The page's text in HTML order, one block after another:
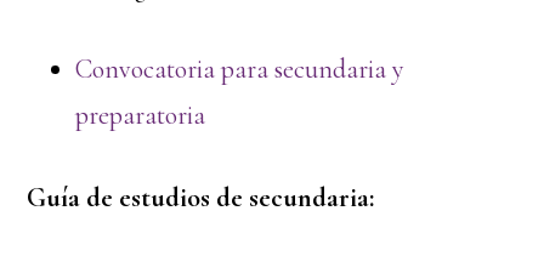
Convocatoria para secundaria y
preparatoria
Guía de estudios de secundaria: